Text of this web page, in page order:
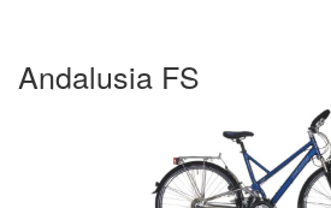
Andalusia FS